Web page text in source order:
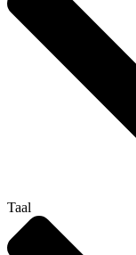
Taal